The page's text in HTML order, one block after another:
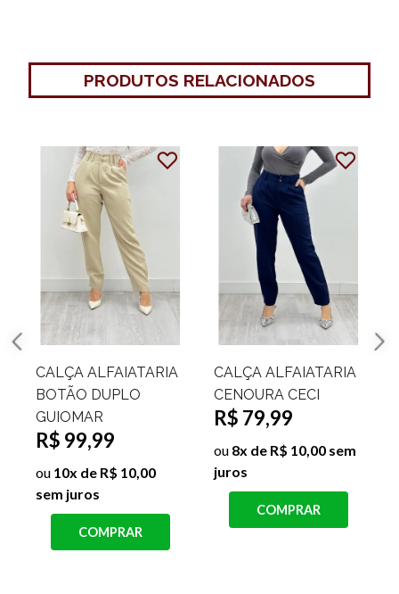
PRODUTOS RELACIONADOS
CALÇA ALFAIATARIA
PANTALONA ZIPER
FRONTAL SIENA
R$ 149,99
R$ 49,99
ou5x de R$ 10,00 sem
juros
OFF
COMPRAR
CALÇA ALFAIATARIA
PANTALONA MANILA
R$ 69,99
ou 7x de R$ 10,00 sem
juros
COMPRAR